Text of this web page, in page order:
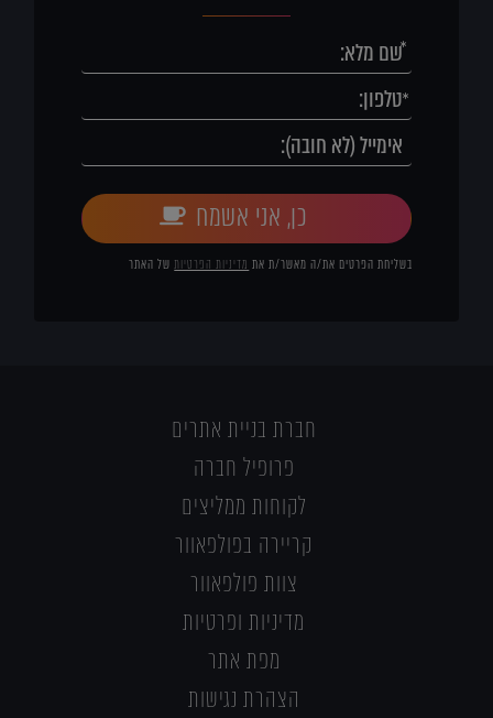
כן, אני אשמח
בשליחת הפרטים את/ה מאשר/ת את מדיניות הפרטיותשל האתר
חברת בניית אתרים
פרופיל חברה
לקוחות ממליצים
קריירה בפולפאוור
צוות פולפאוור
מדיניות ופרטיות
מפת אתר
הצהרת נגישות